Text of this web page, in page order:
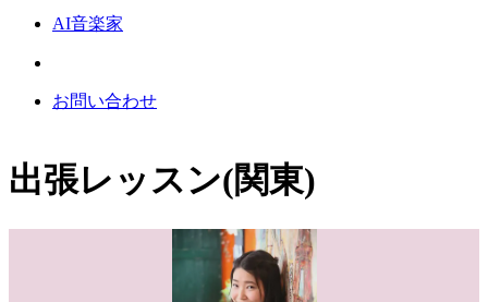
AI音楽家
お問い合わせ
出張レッスン(関東)